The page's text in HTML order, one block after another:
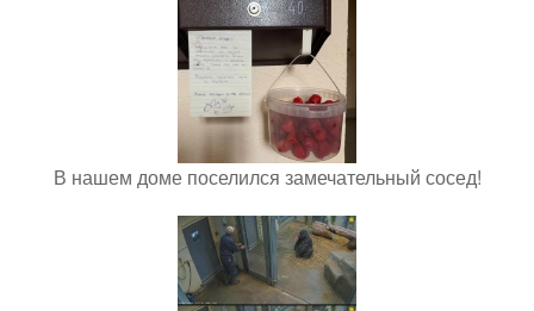
В нашем доме поселился замечательный сосед!